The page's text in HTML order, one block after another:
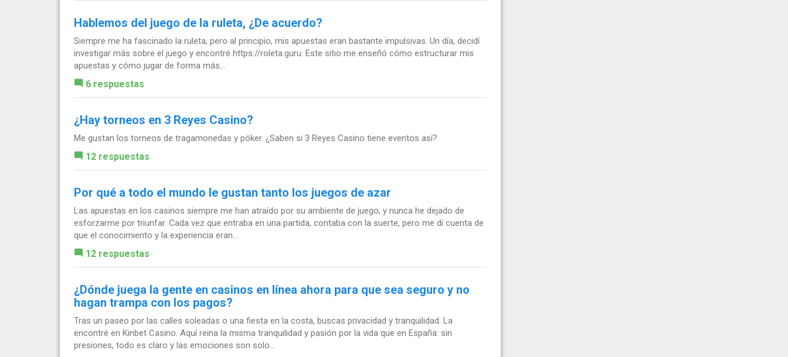
Hablemos del juego de la ruleta, ¿De acuerdo?
Siempre me ha fascinado la ruleta, pero al principio, mis apuestas eran bastante impulsivas. Un día, decidí
investigar más sobre el juego y encontré https://roleta.guru. Este sitio me enseñó cómo estructurar mis
apuestas y cómo jugar de forma más...
6 respuestas
¿Hay torneos en 3 Reyes Casino?
Me gustan los torneos de tragamonedas y póker. ¿Saben si 3 Reyes Casino tiene eventos así?
12 respuestas
Por qué a todo el mundo le gustan tanto los juegos de azar
Las apuestas en los casinos siempre me han atraído por su ambiente de juego, y nunca he dejado de
esforzarme por triunfar. Cada vez que entraba en una partida, contaba con la suerte, pero me di cuenta de
que el conocimiento y la experiencia eran...
12 respuestas
¿Dónde juega la gente en casinos en línea ahora para que sea seguro y no
hagan trampa con los pagos?
Tras un paseo por las calles soleadas o una fiesta en la costa, buscas privacidad y tranquilidad. La
encontré en Kinbet Casino. Aquí reina la misma tranquilidad y pasión por la vida que en España: sin
presiones, todo es claro y las emociones son solo...